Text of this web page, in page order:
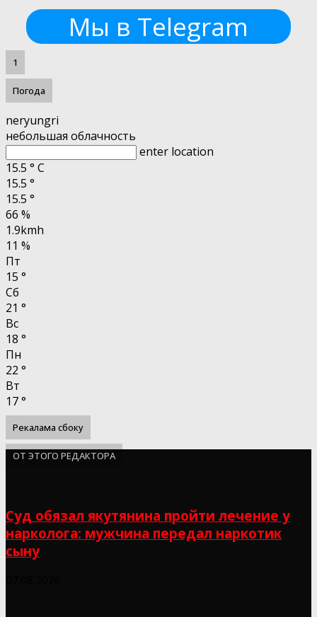
Мы в Telegram
1
Погода
neryungri
небольшая облачность
enter location
15.5 ° C
15.5 °
15.5 °
66 %
1.9kmh
11 %
Пт
15 °
Сб
21 °
Вс
18 °
Пн
22 °
Вт
17°
Рекалама сбоку
ОТ ЭТОГО РЕДАКТОРА
Суд обязал якутянина пройти лечение у
нарколога: мужчина передал наркотик
сыну